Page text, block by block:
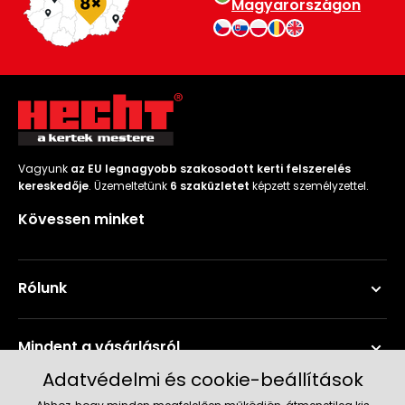
Magyarországon
Vagyunk az EU legnagyobb szakosodott kerti felszerelés
kereskedője. Üzemeltetünk 6 szaküzletet képzett személyzettel.
Kövessen minket
Rólunk
Mindent a vásárlásról
Adatvédelmi és cookie-beállítások